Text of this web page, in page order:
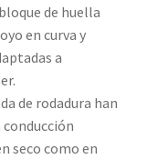
de huella
en curva y
a
de rodadura han
seco como en